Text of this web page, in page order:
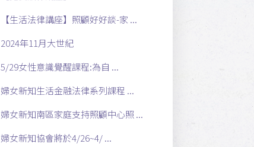
【生活法律講座】照顧好好談-家 ...
2024年11月大世紀
5/29女性意識覺醒課程:為自 ...
婦女新知生活金融法律系列課程 ...
婦女新知南區家庭支持照顧中心照 ...
婦女新知協會將於4/26~4/ ...